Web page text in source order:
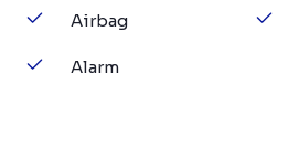
Airbag
Alarm